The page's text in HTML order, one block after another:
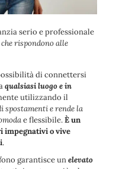
serio e professionale
rispondono alle
di connettersi
qualsiasi luogo e in
utilizzando il
spostamenti e rende la
e flessibile.È un
impegnativi o vive
.
garantisce unelevato